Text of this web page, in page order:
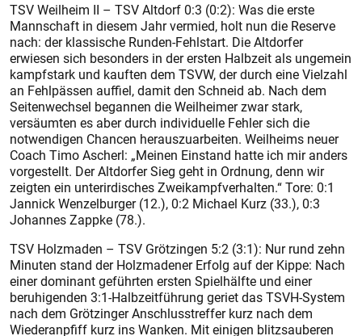
TSV Weilheim II – TSV Altdorf 0:3 (0:2): Was die erste
Mannschaft in diesem Jahr vermied, holt nun die Reserve
nach: der klassische Runden-Fehlstart. Die Altdorfer
erwiesen sich besonders in der ersten Halbzeit als ungemein
kampfstark und kauften dem TSVW, der durch eine Vielzahl
an Fehlpässen auffiel, damit den Schneid ab. Nach dem
Seitenwechsel begannen die Weilheimer zwar stark,
versäumten es aber durch individuelle Fehler sich die
notwendigen Chancen herauszuarbeiten. Weilheims neuer
Coach Timo Ascherl: „Meinen Einstand hatte ich mir anders
vorgestellt. Der Altdorfer Sieg geht in Ordnung, denn wir
zeigten ein unterirdisches Zweikampfverhalten.“ Tore: 0:1
Jannick Wenzelburger (12.), 0:2 Michael Kurz (33.), 0:3
Johannes Zappke (78.).
TSV Holzmaden – TSV Grötzingen 5:2 (3:1): Nur rund zehn
Minuten stand der Holzmadener Erfolg auf der Kippe: Nach
einer dominant geführten ersten Spielhälfte und einer
beruhigenden 3:1-Halbzeitführung geriet das TSVH-System
nach dem Grötzinger Anschlusstreffer kurz nach dem
Wiederanpfiff kurz ins Wanken. Mit einigen blitzsauberen